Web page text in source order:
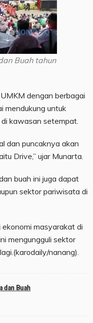
Buah tahun
dengan berbagai
mendukung untuk
kawasan setempat.
dan puncaknya akan
Drive,” ujar Munarta.
buah ini juga dapat
sektor pariwisata di
masyarakat di
mengungguli sektor
nanang).
dan Buah